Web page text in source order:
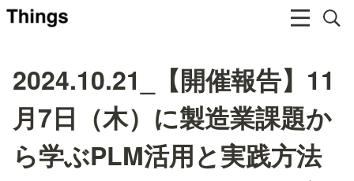
2024.10.21_【開催報告】11
月7日（木）に製造業課題か
ら学ぶPLM活用と実践方法